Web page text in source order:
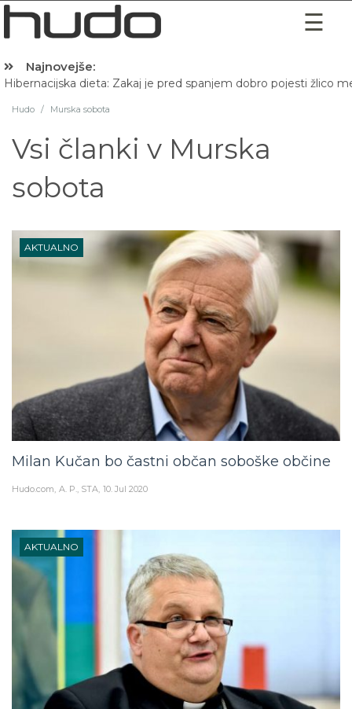
Najnovejše:
Hibernacijska dieta: Zakaj je pred spanjem dobro pojesti žlico
Hudo / Murska sobota
Vsi članki v Murska
sobota
AKTUALNO
Milan Kučan bo častni občan soboške občine
Hudo.com A. P., STA 10. Jul 2020
AKTUALNO